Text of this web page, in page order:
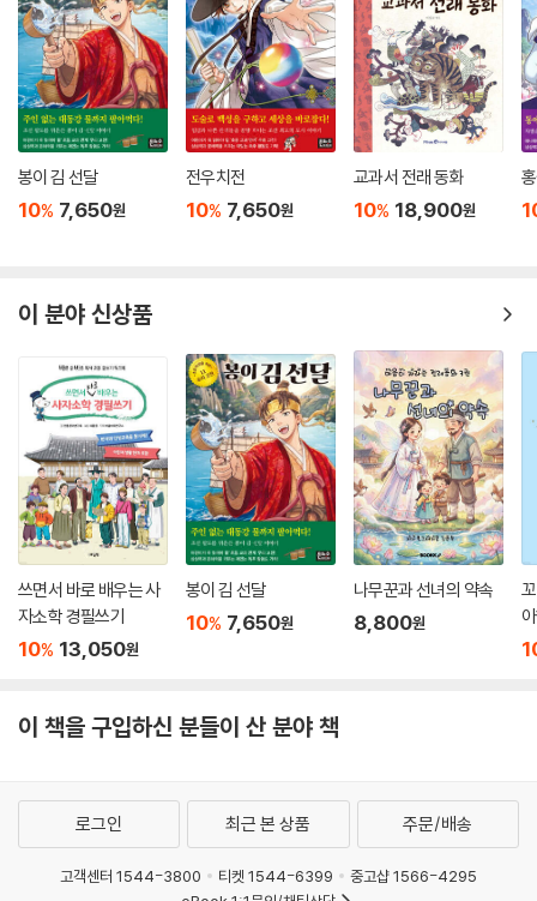
봉이 김 선달
10% 7,650원
전우치전
10% 7,650원
교과서 전래 동화
10% 18,900원
이 분야 신상품
쓰면서 바로 배우는 사
자소학 경필쓰기
10% 13,050원
봉이 김 선달
10% 7,650원
나무꾼과 선녀의 약속
8,800원
이 책을 구입하신 분들이 산 분야 책
로그인 최근 본 상품 주문/배송
고객센터 1544-3800 티켓 1544-6399
중고샵 1566-4295